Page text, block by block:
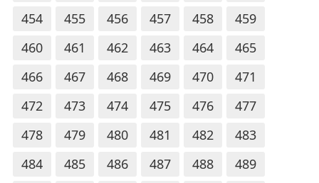
454 455 456 457 458
459
460
461 462 463 464
465
466
467 468 469 470
471
472
473 474 475 476
477
478
479 480 481 482
483
484
485 486 487 488
489